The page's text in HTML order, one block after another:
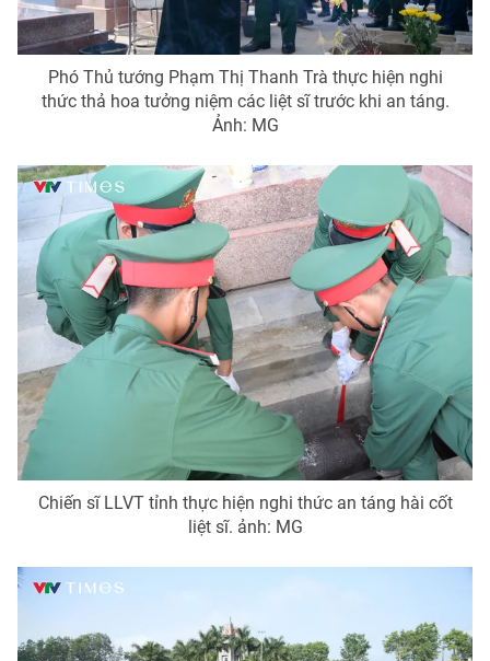
Phó Thủ tướng Phạm Thị Thanh Trà thực hiện nghi
thức thả hoa tưởng niệm các liệt sĩ trước khi an táng.
Ảnh: MG
Chiến sĩ LLVT tỉnh thực hiện nghi thức an táng hài cốt
liệt sĩ. ảnh: MG